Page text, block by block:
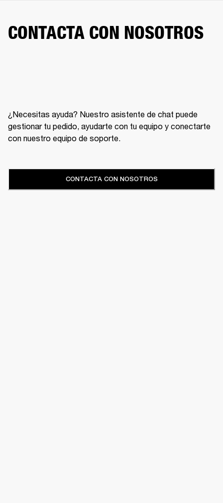
CONTACTA CON NOSOTROS
¿Necesitas ayuda? Nuestro asistente de chat puede
gestionar tu pedido, ayudarte con tu equipo y conectarte
con nuestro equipo de soporte.
CONTACTA CON NOSOTROS